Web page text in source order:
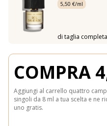
5,50 €/ml
di taglia
COMPRA
Aggiungi al carrello quattro
singoli da 8 ml a tua scelta e ne
uno gratis.